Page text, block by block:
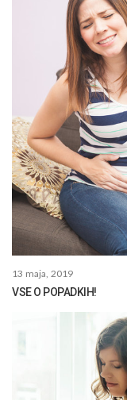
13 maja, 2019
VSE O POPADKIH!